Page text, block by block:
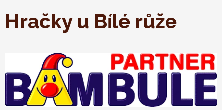
Hračky u Bílé růže